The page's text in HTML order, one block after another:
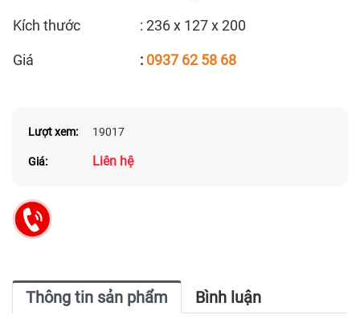
Kích thước : 236 x 127 x 200
Giá : 0937 62 58 68
Lượt xem: 19017
Giá: Liên hệ
Thông tin sản phẩm Bình luận